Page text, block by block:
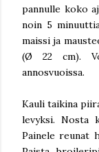
pannulle koko
noin 5
maissi ja
(Ø 22 cm).
annosvuoissa.
Kauli taikina
levyksi. Nosta
Painele reunat